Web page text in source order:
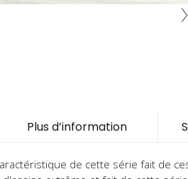
de cette série fait de
Plus d’information